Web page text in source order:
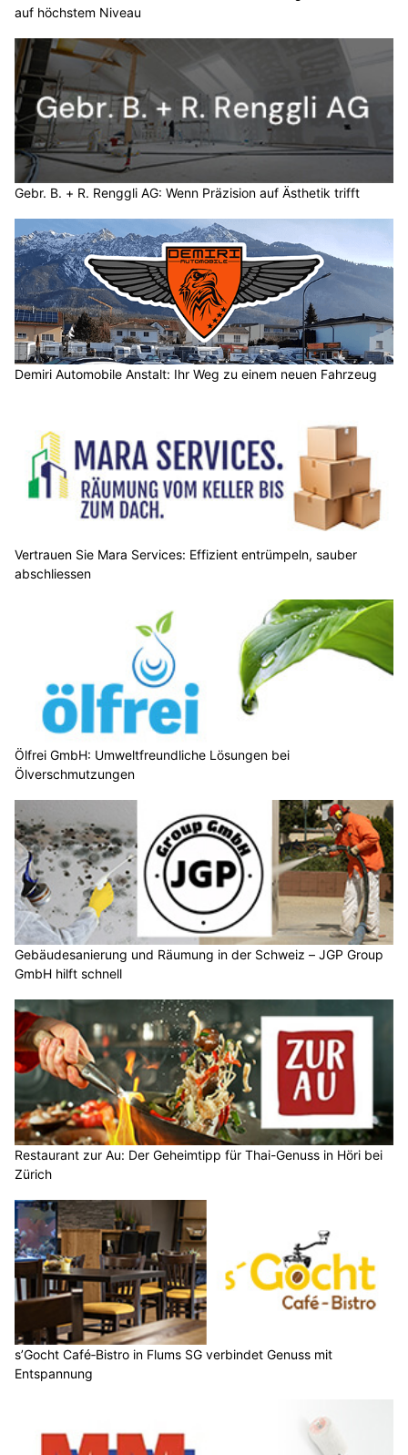
auf höchstem Niveau
Gebr. B. + R. Renggli AG: Wenn Präzision auf Ästhetik trifft
Demiri Automobile Anstalt: Ihr Weg zu einem neuen Fahrzeug
Vertrauen Sie Mara Services: Effizient entrümpeln, sauber
abschliessen
Ölfrei GmbH: Umweltfreundliche Lösungen bei
Ölverschmutzungen
Gebäudesanierung und Räumung in der Schweiz – JGP Group
GmbH hilft schnell
Restaurant zur Au: Der Geheimtipp für Thai-Genuss in Höri bei
Zürich
s’Gocht Café‑Bistro in Flums SG verbindet Genuss mit
Entspannung